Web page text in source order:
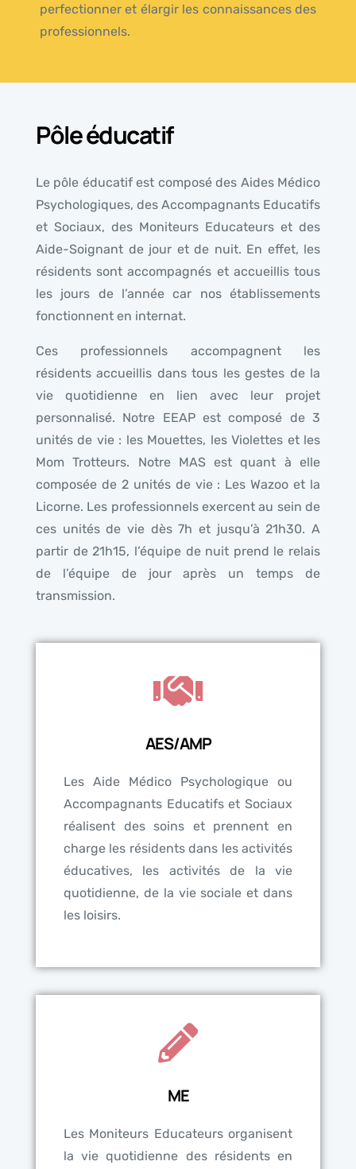
perfectionner et élargir les connaissances des
professionnels.
Pôle éducatif
Le pôle éducatif est composé des Aides Médico
Psychologiques, des Accompagnants Educatifs
et Sociaux, des Moniteurs Educateurs et des
Aide-Soignant de jour et de nuit. En effet, les
résidents sont accompagnés et accueillis tous
les jours de l’année car nos établissements
fonctionnent en internat.
Ces professionnels accompagnent les
résidents accueillis dans tous les gestes de la
vie quotidienne en lien avec leur projet
personnalisé. Notre EEAP est composé de 3
unités de vie : les Mouettes, les Violettes et les
Mom Trotteurs. Notre MAS est quant à elle
composée de 2 unités de vie : Les Wazoo et la
Licorne. Les professionnels exercent au sein de
ces unités de vie dès 7h et jusqu’à 21h30. A
partir de 21h15, l’équipe de nuit prend le relais
de l’équipe de jour après un temps de
transmission.
AES/AMP
Les Aide Médico Psychologique ou
Accompagnants Educatifs et Sociaux
réalisent des soins et prennent en
charge les résidents dans les activités
éducatives, les activités de la vie
quotidienne, de la vie sociale et dans
les loisirs.
ME
Les Moniteurs Educateurs organisent
la vie quotidienne des résidents en